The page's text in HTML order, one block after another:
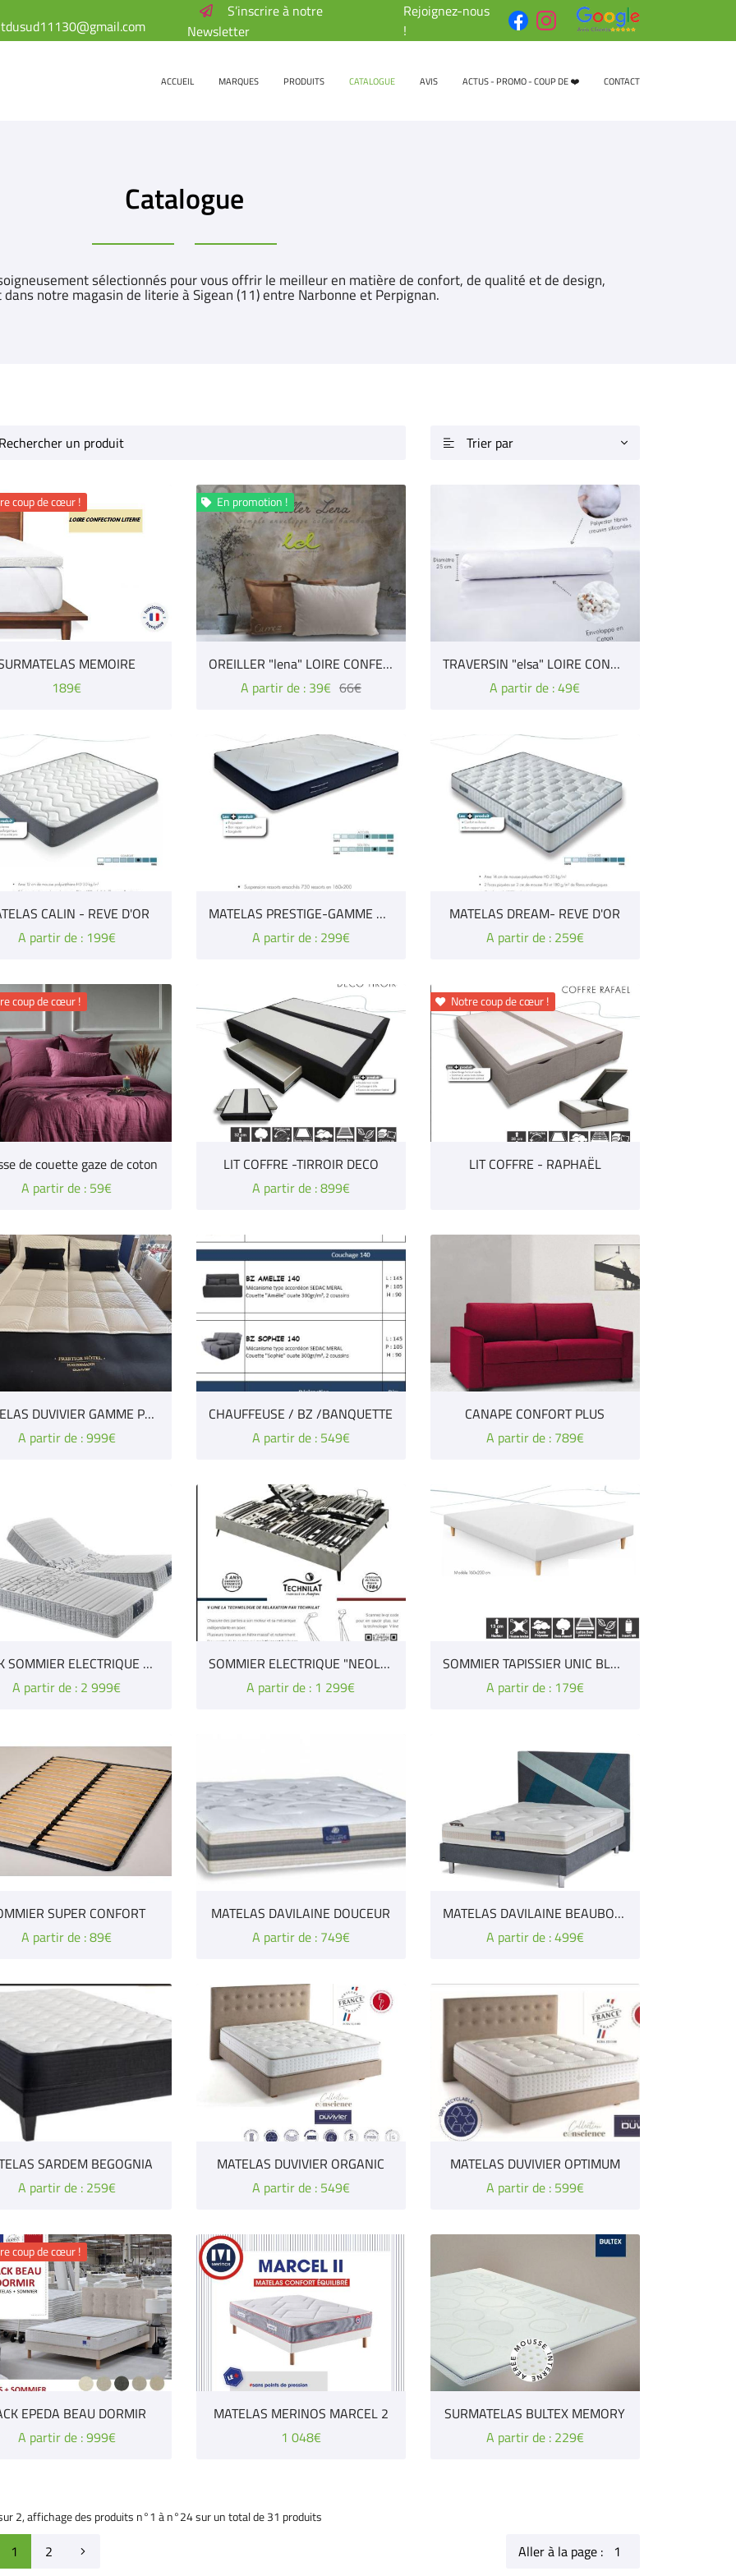
S’inscrire à notre
Newsletter
Rejoignez-nous
!
ACCUEIL MARQUES PRODUITS CATALOGUE AVIS ACTUS - PROMO - COUP DE ❤️ CONTACT
Catalogue
sélectionnés pour vous offrir le meilleur en matière de confort, de qualité et de design,
notre magasin de literie à Sigean (11) entre Narbonne et Perpignan.
 Trier par
coup de cœur !
MEMOIRE
189€
 En promotion !
OREILLER "lena" LOIRE CONFECTION LITERIE
A partir de : 39€ 66€
TRAVERSIN "elsa" LOIRE CONECTION LITERIE
A partir de : 49€
CALIN - REVE D'OR
A partir de : 199€
MATELAS PRESTIGE-GAMME ESSENTIEL
A partir de : 299€
MATELAS DREAM- REVE D'OR
A partir de : 259€
coup de cœur !
de couette gaze de coton
A partir de : 59€
LIT COFFRE -TIRROIR DECO
A partir de : 899€
 Notre coup de cœur !
LIT COFFRE - RAPHAËL
MATELAS DUVIVIER GAMME PRESTIGE HOTEL "HAUSSMANN"
A partir de : 999€
CHAUFFEUSE / BZ /BANQUETTE
A partir de : 549€
CANAPE CONFORT PLUS
A partir de : 789€
PACK SOMMIER ELECTRIQUE + MATELAS "NEOLAT V.LINE" TECHNILAT
A partir de : 2 999€
SOMMIER ELECTRIQUE "NEOLAT V.LINE" TECHNILAT
A partir de : 1 299€
SOMMIER TAPISSIER UNIC BLANC
A partir de : 179€
SUPER CONFORT
A partir de : 89€
MATELAS DAVILAINE DOUCEUR
A partir de : 749€
MATELAS DAVILAINE BEAUBOURG
A partir de : 499€
SARDEM BEGOGNIA
A partir de : 259€
MATELAS DUVIVIER ORGANIC
A partir de : 549€
MATELAS DUVIVIER OPTIMUM
A partir de : 599€
coup de cœur !
EPEDA BEAU DORMIR
A partir de : 999€
MATELAS MERINOS MARCEL 2
1 048€
SURMATELAS BULTEX MEMORY
A partir de : 229€
2,affichage des produits n°1 à n°24 sur un total de 31 produits
1 2 Aller à la page :